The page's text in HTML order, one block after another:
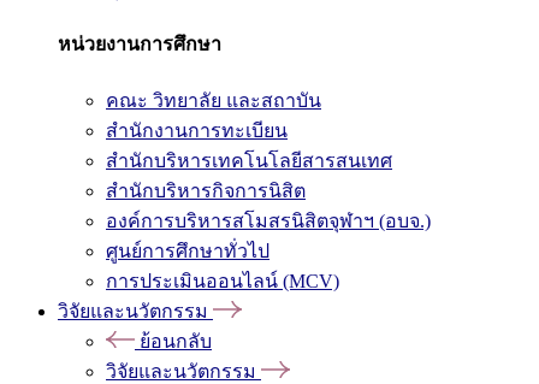
หน่วยงานการศึกษา
คณะ วิทยาลัย และสถาบัน
สำนักงานการทะเบียน
สำนักบริหารเทคโนโลยีสารสนเทศ
สำนักบริหารกิจการนิสิต
องค์การบริหารสโมสรนิสิตจุฬาฯ (อบจ.)
ศูนย์การศึกษาทั่วไป
การประเมินออนไลน์ (MCV)
วิจัยและนวัตกรรม
ย้อนกลับ
วิจัยและนวัตกรรม